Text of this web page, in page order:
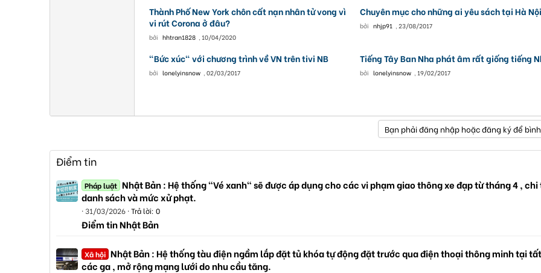
Thành Phố New York chôn cất nạn nhân tử vong vì
vi rút Corona ở đâu?
bởi hhtran1828 , 10/04/2020
Chuyên mục cho những ai yêu sách tại Hà Nội
bởi nhjp91 , 23/08/2017
"Bức xúc" với chương trình về VN trên tivi NB
bởi lonelyinsnow , 02/03/2017
Tiếng Tây Ban Nha phát âm rất giống tiếng
bởi lonelyinsnow , 19/02/2017
Bạn phải đăng nhập hoặc đăng ký để
Điểm tin
Pháp luật Nhật Bản : Hệ thống "Vé xanh" sẽ được áp dụng cho các vi phạm giao thông xe đạp từ tháng 4 ,
danh sách và mức xử phạt.
31/03/2026 Trả lời: 0
Điểm tin Nhật Bản
Xã hội Nhật Bản : Hệ thống tàu điện ngầm lắp đặt tủ khóa tự động đặt trước qua điện thoại thông minh tại
các ga , mở rộng mạng lưới do nhu cầu tăng.